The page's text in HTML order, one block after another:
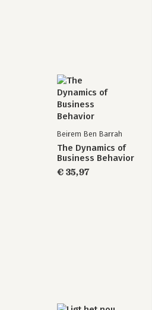
Beirem Ben Barrah
The Dynamics of
Business Behavior
€ 35,97